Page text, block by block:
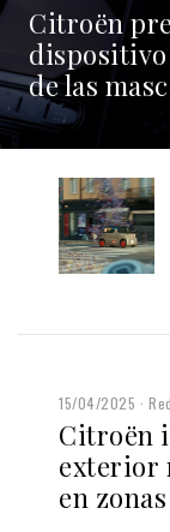
Citroën
de las
15/04/2025
Citroën
exterior
en